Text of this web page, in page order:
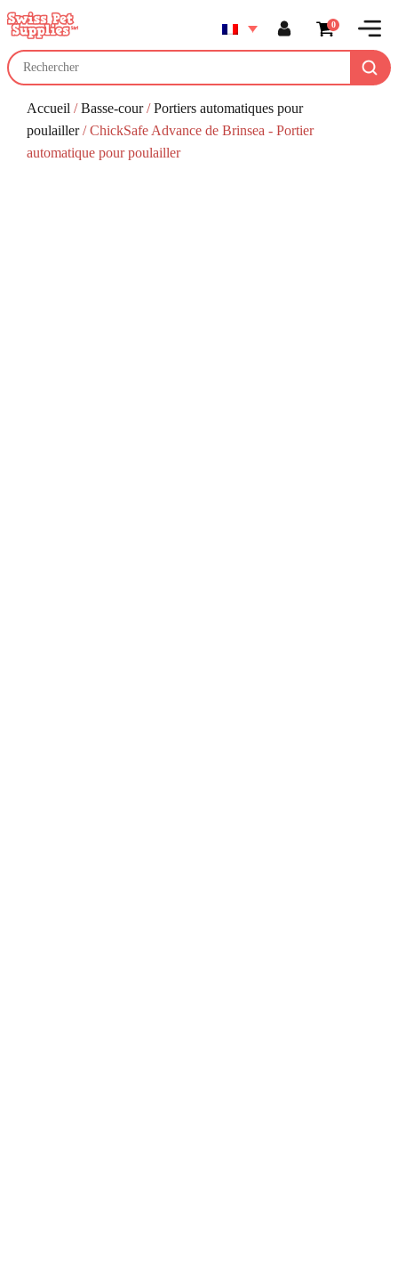
0
Accueil /Basse-cour/Portiers automatiques pour
poulailler/ ChickSafe Advance de Brinsea - Portier
automatique pour poulailler